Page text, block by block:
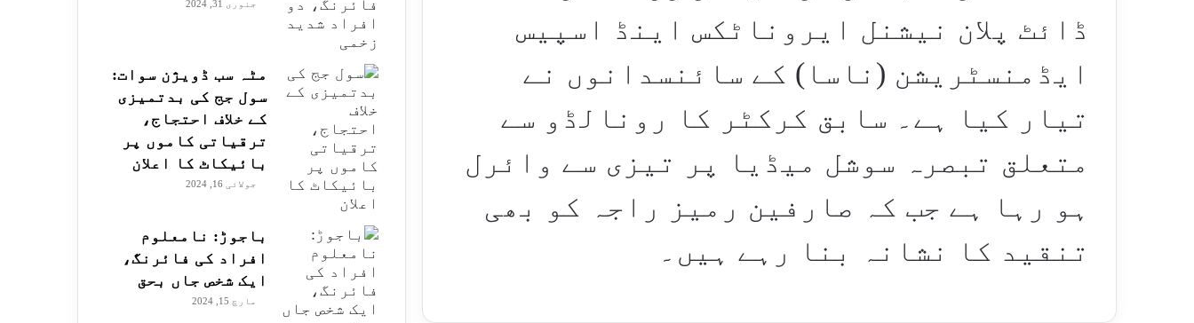
ڈائٹ پلان نیشنل ایروناٹکس اینڈ اسپیس
ایڈمنسٹریشن (ناسا) کے سائنسدانوں نے
تیار کیا ہے۔ سابق کرکٹر کا رونالڈو سے
متعلق تبصرہ سوشل میڈیا پر تیزی سے وائرل
ہو رہا ہے جب کہ صارفین رمیز راجہ کو بھی
تنقید کا نشانہ بنا رہے ہیں۔
جنوری 31, 2024
مٹہ سب ڈویژن سوات:
سول جج کی بدتمیزی
کے خلاف احتجاج،
ترقیاتی کاموں پر
بائیکاٹ کا اعلان
جولائی 16, 2024
باجوڑ: نامعلوم
افراد کی فائرنگ،
ایک شخص جاں بحق
مارچ 15, 2024